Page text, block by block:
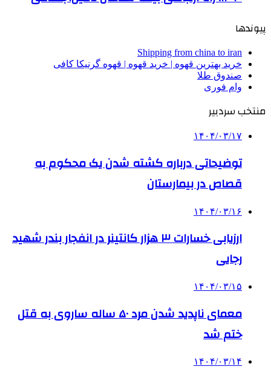
پیوندها
Shipping from china to iran
خرید بهترین قهوه | خرید قهوه | قهوه گرنیکا کافی
صندوق طلا
وام فوری
منتخب سردبیر
۱۴۰۴/۰۳/۱۷
توضیحاتی درباره کشته شدن یک محکوم به
قصاص در بیمارستان
۱۴۰۴/۰۳/۱۶
ارزیابی خسارات ۳ هزار کانتینر در انفجار بندر شهید
رجایی
۱۴۰۴/۰۳/۱۵
معمای ناپدید شدن مرد ۵۰ ساله ساروی به قتل
ختم شد
۱۴۰۴/۰۳/۱۴